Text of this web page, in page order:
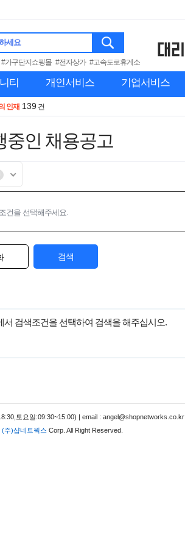
세요
#가구단지쇼핑몰 #전자상가 #고속도로휴게소
티 개인서비스 기업서비스
인재 139 건
중인 채용공고
건을 선택해주세요.
검색
서 검색조건을 선택하여 검색을 해주십시오.
토요일:09:30~15:00) | email : angel@shopnetworks.co.kr
(주)샵네트웍스 Corp. All Right Reserved.